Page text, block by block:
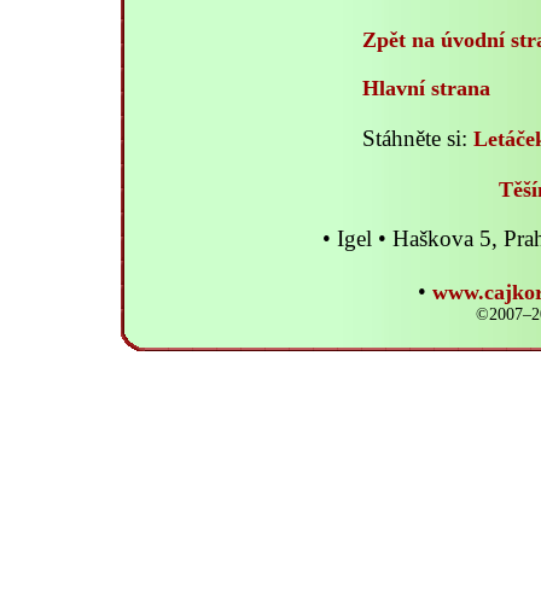
Zpět na úvodní
Hlavní strana
Stáhněte si:
• Igel • Haškova 5,
•